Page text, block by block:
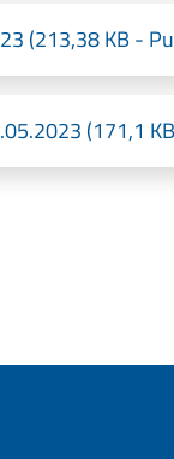
(213,38 KB -
(171,1